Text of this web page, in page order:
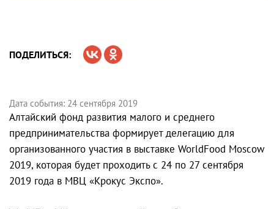
ПОДЕЛИТЬСЯ:
Дата события: 24 сентября 2019
Алтайский фонд развития малого и среднего
предпринимательства формирует делегацию для
организованного участия в выставке WorldFood Moscow
2019, которая будет проходить с 24 по 27 сентября
2019 года в МВЦ «Крокус Экспо».